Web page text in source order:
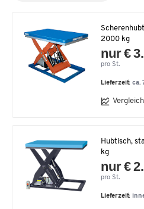
2000 kg
nur €
pro St.
Lieferzeit:ca.
Hubtisch,
kg
nur €
pro St.
Lieferzeit: